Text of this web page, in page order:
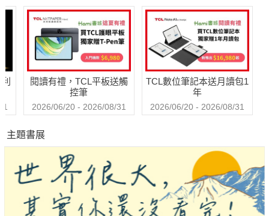
閱讀有禮，TCL平板送觸
控筆
2026/06/20 - 2026/08/31
TCL數位筆記本送月讀包1
年
2026/06/20 - 2026/08/31
主題書展